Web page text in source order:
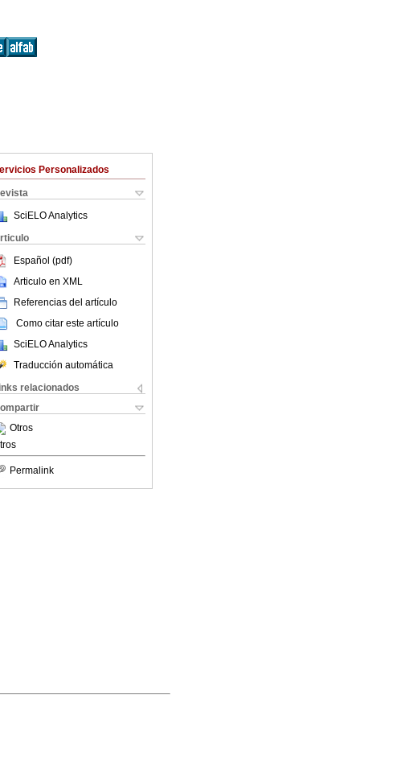
Personalizados
SciELO Analytics
Español (pdf)
Articulo en XML
Referencias del artículo
Como citar este artículo
SciELO Analytics
Traducción automática
relacionados
Otros
Permalink